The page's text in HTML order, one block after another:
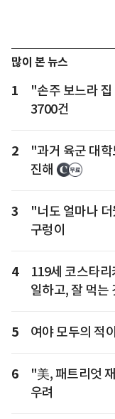
많이 본 뉴스
1
"손주 보느라
3700건
2
"과거 육군 대
진해
3
"너도 얼마나
구렁이
4
119세 코스타
일하고, 잘 먹는
5 여야 모두의 적
6
"美, 패트리엇
우려